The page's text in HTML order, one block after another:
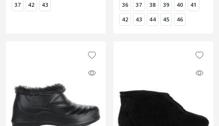
37
42 43
36
37 38 39 40
41
42
43 44 45 46